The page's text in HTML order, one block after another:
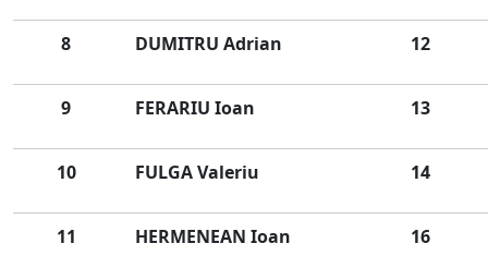
8 DUMITRU Adrian 12
9 FERARIU Ioan 13
10 FULGA Valeriu 14
11 HERMENEAN Ioan 16